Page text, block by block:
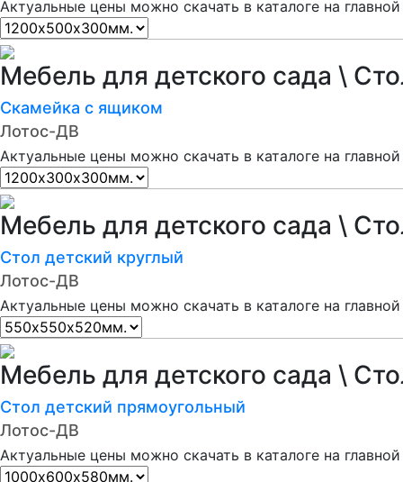
Актуальные цены можно скачать в каталоге на
Мебель для детского сада \
Скамейка с ящиком
Лотос-ДВ
Актуальные цены можно скачать в каталоге на
Мебель для детского сада \
Стол детский круглый
Лотос-ДВ
Актуальные цены можно скачать в каталоге на
Мебель для детского сада \
Стол детский прямоугольный
Лотос-ДВ
Актуальные цены можно скачать в каталоге на